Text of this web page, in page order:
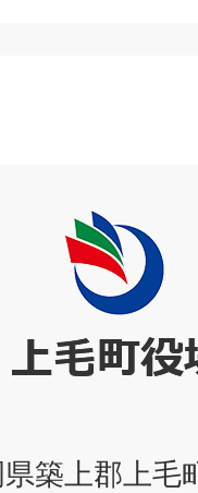
築上郡上毛